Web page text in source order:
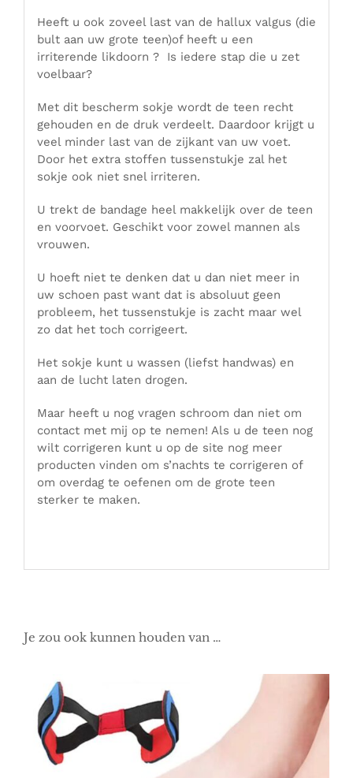
Heeft u ook zoveel last van de hallux valgus (die
bult aan uw grote teen)of heeft u een
irriterende likdoorn ? Is iedere stap die u zet
voelbaar?
Met dit bescherm sokje wordt de teen recht
gehouden en de druk verdeelt. Daardoor krijgt u
veel minder last van de zijkant van uw voet.
Door het extra stoffen tussenstukje zal het
sokje ook niet snel irriteren.
U trekt de bandage heel makkelijk over de teen
en voorvoet. Geschikt voor zowel mannen als
vrouwen.
U hoeft niet te denken dat u dan niet meer in
uw schoen past want dat is absoluut geen
probleem, het tussenstukje is zacht maar wel
zo dat het toch corrigeert.
Het sokje kunt u wassen (liefst handwas) en
aan de lucht laten drogen.
Maar heeft u nog vragen schroom dan niet om
contact met mij op te nemen! Als u de teen nog
wilt corrigeren kunt u op de site nog meer
producten vinden om s’nachts te corrigeren of
om overdag te oefenen om de grote teen
sterker te maken.
Je zou ook kunnen houden van …